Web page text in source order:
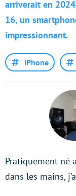
arriverait en 2024
16, un
impressionnant.
iPhone
Pratiquement né
dans les mains,